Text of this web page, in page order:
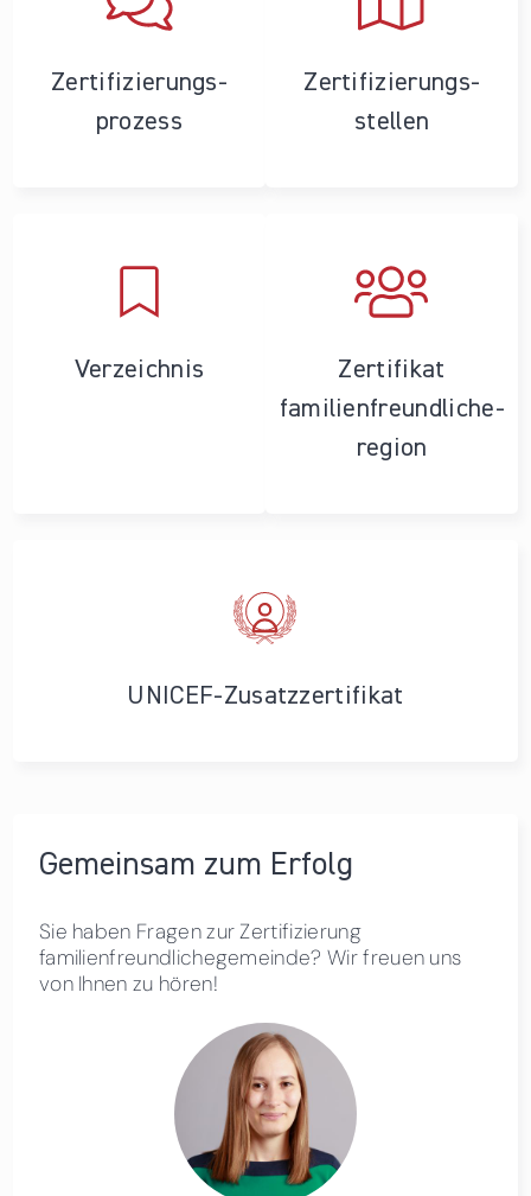
Zertifizierungs­
prozess
Zertifizierungs­
stellen
Verzeichnis
Zertifikat
familienfreundliche­
region
UNICEF-Zusatzzertifikat
Gemeinsam zum Erfolg
Sie haben Fragen zur Zertifizierung
familienfreundlichegemeinde? Wir freuen uns
von Ihnen zu hören!